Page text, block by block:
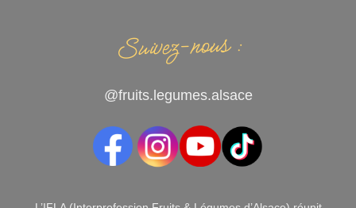
Suivez-nous :
@fruits.legumes.alsace